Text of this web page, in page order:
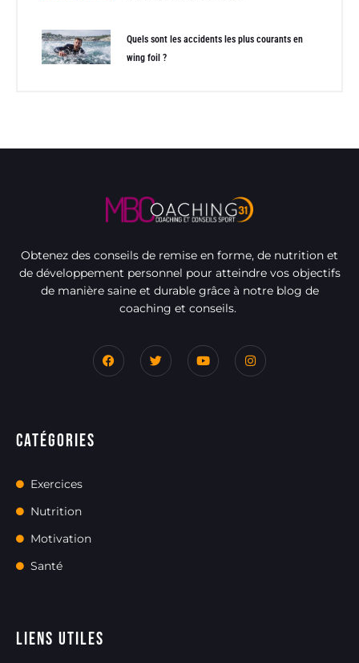
Quels sont les accidents les plus courants en
wing foil ?
Obtenez des conseils de remise en forme, de nutrition et
de développement personnel pour atteindre vos objectifs
de manière saine et durable grâce à notre blog de
coaching et conseils.
Catégories
Exercices
Nutrition
Motivation
Santé
Liens utiles